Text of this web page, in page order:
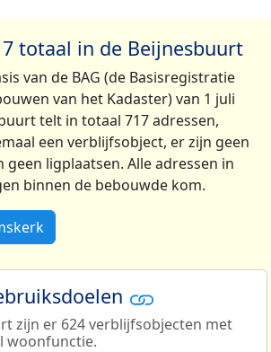
totaal in de Beijnesbuurt
van de BAG (de Basisregistratie
van het Kadaster) van 1 juli
telt in totaal 717 adressen,
een verblijfsobject, er zijn geen
geen ligplaatsen. Alle adressen in
binnen de bebouwde kom.
zijn er 624 verblijfsobjecten met
woonfunctie.